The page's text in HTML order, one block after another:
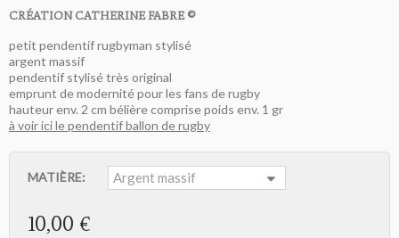
CRÉATION CATHERINE FABRE ©
petit pendentif rugbyman stylisé
argent massif
pendentif stylisé très original
emprunt de modernité pour les fans de rugby
hauteur env. 2 cm bélière comprise poids env. 1 gr
à voir ici le pendentif ballon de rugby
MATIÈRE:
10,00 €